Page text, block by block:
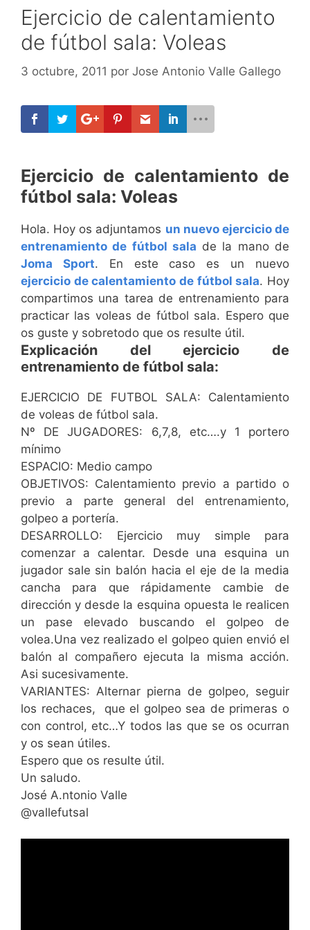
Ejercicio de calentamiento
de fútbol sala: Voleas
3 octubre, 2011 por Jose Antonio Valle Gallego
Ejercicio de calentamiento de
fútbol sala: Voleas
Hola. Hoy os adjuntamos un nuevo ejercicio de
entrenamiento de fútbol sala de la mano de
Joma Sport. En este caso es un nuevo
ejercicio de calentamiento de fútbol sala. Hoy
compartimos una tarea de entrenamiento para
practicar las voleas de fútbol sala. Espero que
os guste y sobretodo que os resulte útil.
Explicación del ejercicio de
entrenamiento de fútbol sala:
EJERCICIO DE FUTBOL SALA: Calentamiento
de voleas de fútbol sala.
Nº DE JUGADORES: 6,7,8, etc….y 1 portero
mínimo
ESPACIO: Medio campo
OBJETIVOS: Calentamiento previo a partido o
previo a parte general del entrenamiento,
golpeo a portería.
DESARROLLO: Ejercicio muy simple para
comenzar a calentar. Desde una esquina un
jugador sale sin balón hacia el eje de la media
cancha para que rápidamente cambie de
dirección y desde la esquina opuesta le realicen
un pase elevado buscando el golpeo de
volea.Una vez realizado el golpeo quien envió el
balón al compañero ejecuta la misma acción.
Asi sucesivamente.
VARIANTES: Alternar pierna de golpeo, seguir
los rechaces, que el golpeo sea de primeras o
con control, etc…Y todos las que se os ocurran
y os sean útiles.
Espero que os resulte útil.
Un saludo.
José A.ntonio Valle
@vallefutsal